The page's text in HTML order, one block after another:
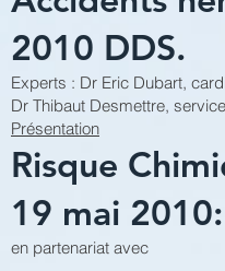
2010 DDS.
Experts : Dr Eric Dubart,
Dr Thibaut Desmettre,
Présentation
Risque
19 mai
en partenariat avec